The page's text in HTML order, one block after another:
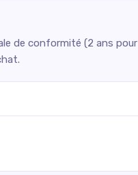
de conformité (2 ans pour